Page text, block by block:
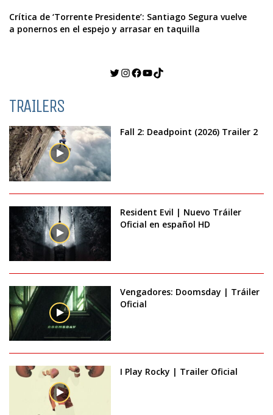
Crítica de ‘Torrente Presidente’: Santiago Segura vuelve
a ponernos en el espejo y arrasar en taquilla
Twitter
Instagram
Facebook
YouTube
TikTok
TRAILERS
Fall 2: Deadpoint (2026) Trailer 2
Resident Evil | Nuevo Tráiler
Oficial en español HD
Vengadores: Doomsday | Tráiler
Oficial
I Play Rocky | Trailer Oficial